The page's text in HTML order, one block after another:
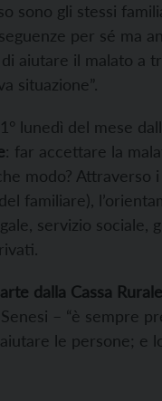
sono gli stessi
per sé ma
aiutare il malato a
situazione”.
lunedì del mese
: far accettare la
modo?
familiare),
servizio sociale,
dalla Cassa
– “è sempre
le persone; e